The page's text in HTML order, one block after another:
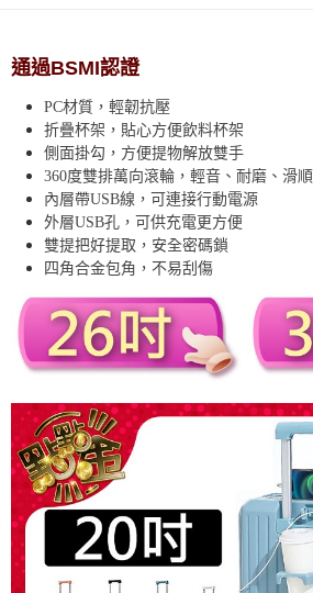
通過BSMI認證
PC材質，輕韌抗壓
折疊杯架，貼心方便飲料杯架
側面掛勾，方便提物解放雙手
360度雙排萬向滾輪，輕音、耐磨、滑順
內層帶USB線，可連接行動電源
外層USB孔，可供充電更方便
雙提把好提取，安全密碼鎖
四角合金包角，不易刮傷